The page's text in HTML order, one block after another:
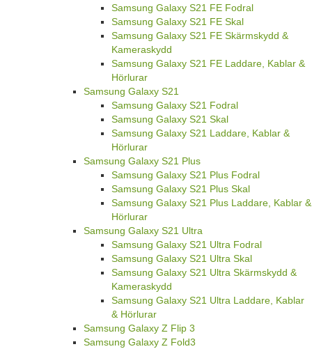
Samsung Galaxy S21 FE Fodral
Samsung Galaxy S21 FE Skal
Samsung Galaxy S21 FE Skärmskydd &
Kameraskydd
Samsung Galaxy S21 FE Laddare, Kablar &
Hörlurar
Samsung Galaxy S21
Samsung Galaxy S21 Fodral
Samsung Galaxy S21 Skal
Samsung Galaxy S21 Laddare, Kablar &
Hörlurar
Samsung Galaxy S21 Plus
Samsung Galaxy S21 Plus Fodral
Samsung Galaxy S21 Plus Skal
Samsung Galaxy S21 Plus Laddare, Kablar &
Hörlurar
Samsung Galaxy S21 Ultra
Samsung Galaxy S21 Ultra Fodral
Samsung Galaxy S21 Ultra Skal
Samsung Galaxy S21 Ultra Skärmskydd &
Kameraskydd
Samsung Galaxy S21 Ultra Laddare, Kablar
& Hörlurar
Samsung Galaxy Z Flip 3
Samsung Galaxy Z Fold3